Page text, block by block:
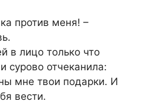
против меня! –
в лицо только что
сурово отчеканила:
мне твои подарки. И
вести.